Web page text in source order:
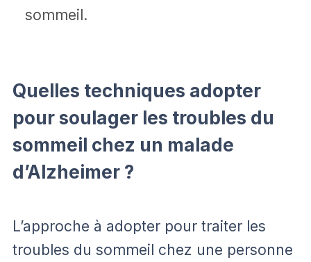
sommeil.
Quelles techniques adopter
pour soulager les troubles du
sommeil chez un malade
d’Alzheimer ?
L’approche à adopter pour traiter les
troubles du sommeil chez une personne